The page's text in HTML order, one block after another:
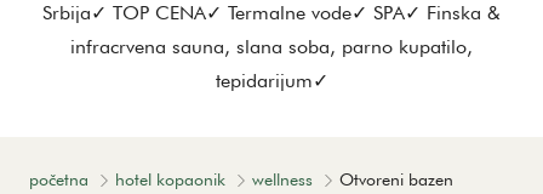
Srbija✓ TOP CENA✓ Termalne vode✓ SPA✓ Finska &
infracrvena sauna, slana soba, parno kupatilo,
tepidarijum✓
početna hotel kopaonik wellness Otvoreni bazen